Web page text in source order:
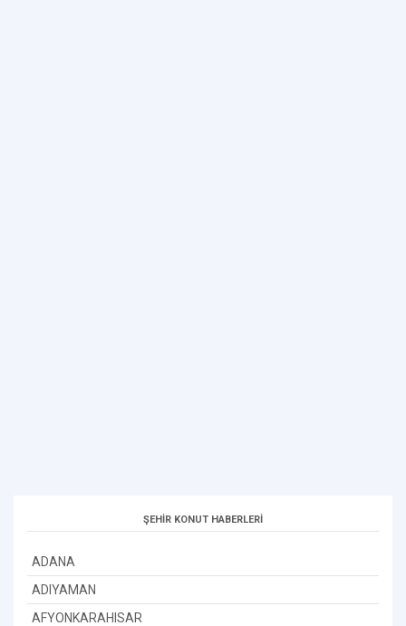
ŞEHİR KONUT HABERLERİ
ADANA
ADIYAMAN
AFYONKARAHISAR